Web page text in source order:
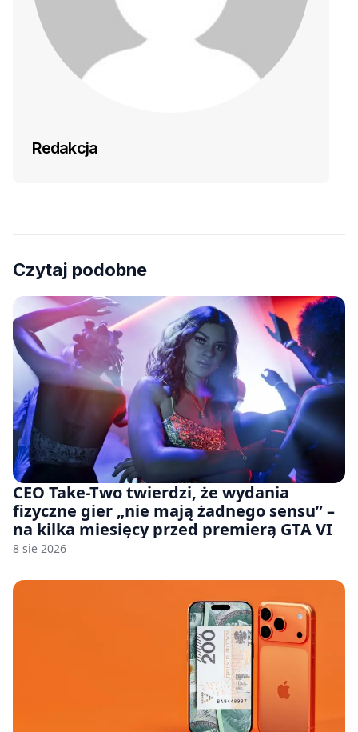
Redakcja
Czytaj podobne
CEO Take-Two twierdzi, że wydania
fizyczne gier „nie mają żadnego sensu” –
na kilka miesięcy przed premierą GTA VI
8 sie 2026